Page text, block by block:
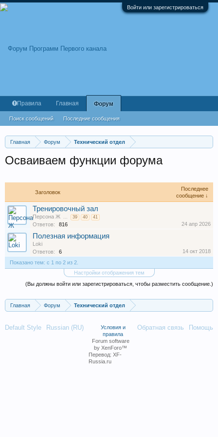
Войти или зарегистрироваться
Главная Форум Технический отдел
Осваиваем функции форума
Заголовок
Последнее
сообщение ↓
Тренировочный зал
Персона Ж ... 39 40 41
Ответов: 816 24 апр 2026
Полезная информация
Loki
Ответов:
6
14 окт 2018
Показано тем: с 1 по 2 из 2.
Настройки отображения тем
(Вы должны войти или зарегистрироваться, чтобы разместить сообщение.)
Главная Форум Технический отдел
Правила Главная Форум
Поиск сообщений Последние сообщения
Default Style Russian (RU) Обратная связь Помощь
Условия и
правила
Forum software
by XenForo™
Перевод: XF-
Russia.ru